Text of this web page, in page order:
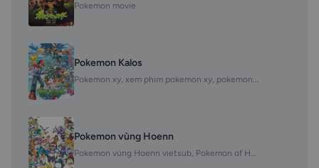
Pokemon movie
Pokemon Kalos
Pokemon xy, xem phim pokemon xy, pokemon...
Pokemon vùng Hoenn
Pokemon vùng Hoenn vietsub, Pokemon of H...